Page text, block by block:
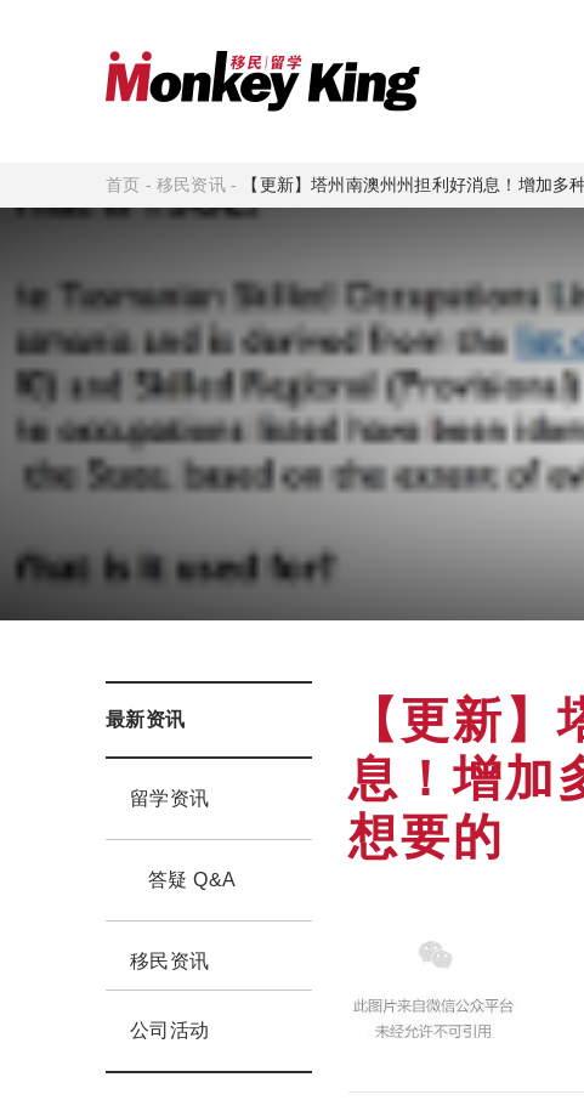
首页 -移民资讯- 【更新】塔州南澳州州担利好消息！增加多
最新资讯
留学资讯
答疑 Q&A
移民资讯
公司活动
【更新
息！增加
想要的